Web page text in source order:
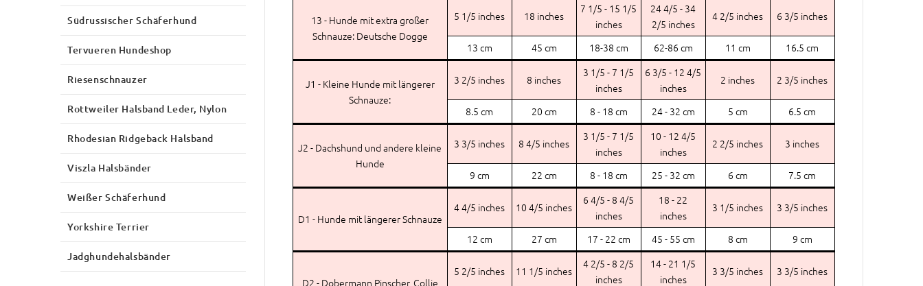
13 - Hunde mit extra großer
Schnauze: Deutsche Dogge
5 1/5 inches 18 inches
7 1/5 - 15 1/5
inches
24 4/5 - 34
2/5 inches
4 2/5 inches 6 3/5 inches
13 cm 45 cm 18-38 cm 62-86 cm 11 cm 16.5 cm
J1 - Kleine Hunde mit längerer
Schnauze:
3 2/5 inches 8 inches
3 1/5 - 7 1/5
inches
6 3/5 - 12 4/5
inches
2 inches 2 3/5 inches
8.5 cm 20 cm 8 - 18 cm 24 - 32 cm 5 cm 6.5 cm
J2 - Dachshund und andere kleine
Hunde
3 3/5 inches 8 4/5 inches
3 1/5 - 7 1/5
inches
10 - 12 4/5
inches
2 2/5 inches 3 inches
9 cm 22 cm 8 - 18 cm 25 - 32 cm 6 cm 7.5 cm
D1 - Hunde mit längerer Schnauze
4 4/5 inches 10 4/5 inches
6 4/5 - 8 4/5
inches
18 - 22
inches
3 1/5 inches 3 3/5 inches
12 cm 27 cm 17 - 22 cm 45 - 55 cm 8 cm 9 cm
D2 - Dobermann Pinscher, Collie
5 2/5 inches 11 1/5 inches
4 2/5 - 8 2/5
inches
14 - 21 1/5
inches
3 3/5 inches 3 3/5 inches
Südrussischer Schäferhund
Tervueren Hundeshop
Riesenschnauzer
Rottweiler Halsband Leder, Nylon
Rhodesian Ridgeback Halsband
Viszla Halsbänder
Weißer Schäferhund
Yorkshire Terrier
Jadghundehalsbänder